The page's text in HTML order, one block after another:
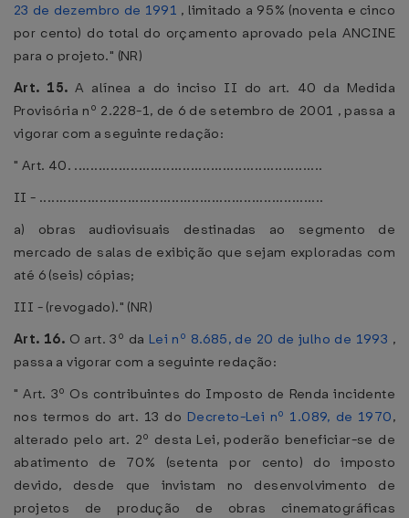
23 de dezembro de 1991 , limitado a 95% (noventa e cinco
por cento) do total do orçamento aprovado pela ANCINE
para o projeto." (NR)
Art. 15.A alínea a do inciso II do art. 40 da Medida
Provisória nº 2.228-1, de 6 de setembro de 2001 , passa a
vigorar com a seguinte redação:
" Art. 40. ..............................................................
II - .......................................................................
a) obras audiovisuais destinadas ao segmento de
mercado de salas de exibição que sejam exploradas com
até 6 (seis) cópias;
III - (revogado)." (NR)
Art. 16. O art. 3º da Lei nº 8.685, de 20 de julho de 1993 ,
passa a vigorar com a seguinte redação:
" Art. 3º Os contribuintes do Imposto de Renda incidente
nos termos do art. 13 do Decreto-Lei nº 1.089, de 1970,
alterado pelo art. 2º desta Lei, poderão beneficiar-se de
abatimento de 70% (setenta por cento) do imposto
devido, desde que invistam no desenvolvimento de
projetos de produção de obras cinematográficas